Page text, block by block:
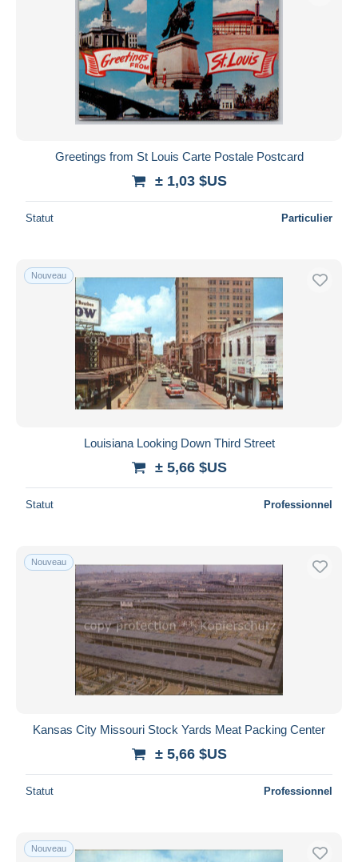
Greetings from St Louis Carte Postale Postcard
± 1,03 $US
Statut Particulier
Nouveau
Louisiana Looking Down Third Street
± 5,66 $US
Statut Professionnel
Nouveau
Kansas City Missouri Stock Yards Meat Packing Center
± 5,66 $US
Statut Professionnel
Nouveau